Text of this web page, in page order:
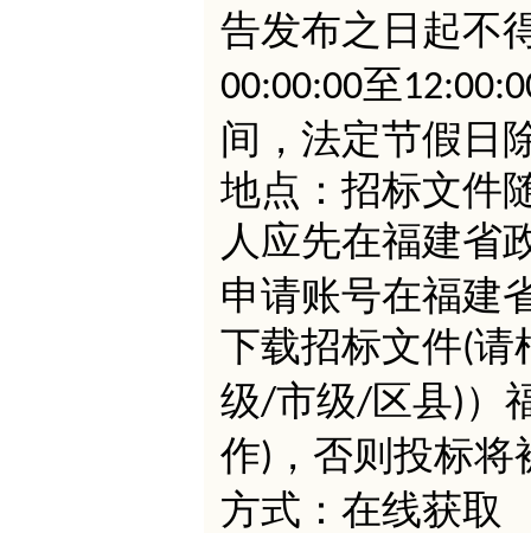
告发布之日起不
00:00:00至
间，法定节假日
地点：招标文件
人应先在福建省
申请账号在福建
下载招标文件(请
级/市级/区县) ）
作) ，否则投标
方式：在线获取